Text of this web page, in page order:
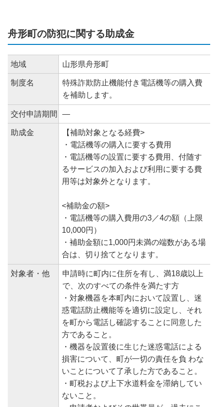
舟形町の防犯に関する助成金
地域 山形県舟形町
制度名
特殊詐欺防止機能付き電話機等の購入費
を補助します。
交付申請期間 ―
助成金
【補助対象となる経費>
・電話機等の購入に要する費用
・電話機等の設置に要する費用、付随す
るサービスの加入および利用に要する費
用等は対象外となります。
<補助金の額>
・電話機等の購入費用の3／4の額（上限
10,000円）
・補助金額に1,000円未満の端数がある場
合は、切り捨てとなります。
対象者・他
申請時に町内に住所を有し、満18歳以上
で、次のすべての条件を満たす方
・対象機器を本町内において設置し、迷
惑電話防止機能等を適切に設定し、それ
を町から電話し確認することに同意した
方であること。
・機器を設置後に生じた迷惑電話による
損害について、町が一切の責任を負 わな
いことについて了承した方であること。
・町税および上下水道料金を滞納してい
ないこと。